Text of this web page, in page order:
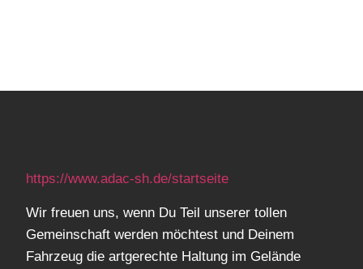
https://www.adac-sh.de/startseite
Wir freuen uns, wenn Du Teil unserer tollen
Gemeinschaft werden möchtest und Deinem
Fahrzeug die artgerechte Haltung im Gelände